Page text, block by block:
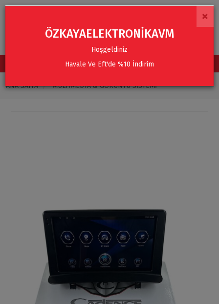
TÜM KATEGORİLER
ANA SAYFA MULTIMEDYA & GÖRÜNTÜ SISTEMI
×
ÖZKAYAELEKTRONİKAVM
Hoşgeldiniz
Havale Ve Eft'de %10 İndirim